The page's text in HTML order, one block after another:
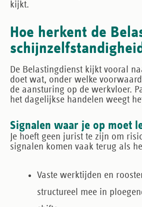
kijkt.
Hoe herkent de
De Belastingdienst kijkt vooral
doet wat, onder welke
de aansturing op de werkvloer.
het dagelijkse handelen weegt
Signalen waar je op moet
Je hoeft geen jurist te zijn om
signalen komen vaak terug als
Vaste werktijden en
structureel mee in